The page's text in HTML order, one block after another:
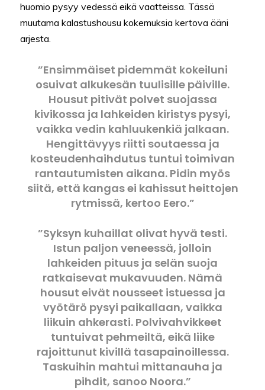
huomio pysyy vedessä eikä vaatteissa. Tässä
muutama kalastushousu kokemuksia kertova ääni
arjesta.
”Ensimmäiset pidemmät kokeiluni
osuivat alkukesän tuulisille päiville.
Housut pitivät polvet suojassa
kivikossa ja lahkeiden kiristys pysyi,
vaikka vedin kahluukenkiä jalkaan.
Hengittävyys riitti soutaessa ja
kosteudenhaihdutus tuntui toimivan
rantautumisten aikana. Pidin myös
siitä, että kangas ei kahissut heittojen
rytmissä, kertoo Eero.”
”Syksyn kuhaillat olivat hyvä testi.
Istun paljon veneessä, jolloin
lahkeiden pituus ja selän suoja
ratkaisevat mukavuuden. Nämä
housut eivät nousseet istuessa ja
vyötärö pysyi paikallaan, vaikka
liikuin ahkerasti. Polvivahvikkeet
tuntuivat pehmeiltä, eikä liike
rajoittunut kivillä tasapainoillessa.
Taskuihin mahtui mittanauha ja
pihdit, sanoo Noora.”